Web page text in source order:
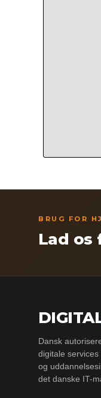
BRUG FOR
Lad
Dansk
digitale
og
det danske IT-